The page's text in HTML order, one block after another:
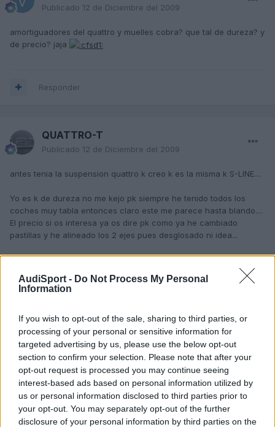
AudiSport - Do Not Process My Personal
Information
If you wish to opt-out of the sale, sharing to third parties, or
processing of your personal or sensitive information for
targeted advertising by us, please use the below opt-out
section to confirm your selection. Please note that after your
opt-out request is processed you may continue seeing
interest-based ads based on personal information utilized by
us or personal information disclosed to third parties prior to
your opt-out. You may separately opt-out of the further
disclosure of your personal information by third parties on the
Publicado 12 de Diciembre del 2009
amortiguadores del quattro y muelles cobra? que tal de dureza? y
de precio? jaja
Responder
QUATTRO-T
Publicado 12 de Diciembre del 2009
antes tenia la suspension quattro k creo k es la misma k S-LINE....
Yo es k de dureza no me kejo pk siempre he tenido todos los
coches muy tabla entonces claro este me parece hasta blando....
El precio si os interesa ya os dire pk como ya he cambiado
pastillas y he alineado los 2 ejes pues desglosado ni idea...
El coche ha ganado mucho en estetica y en paso por curva... <_<
rotty
12 de Diciembre del 2009
Ya tocaba, eh!!!!
Muy guapo <_< , si mañana te pasas por el PRC, lo vemos en
directo.